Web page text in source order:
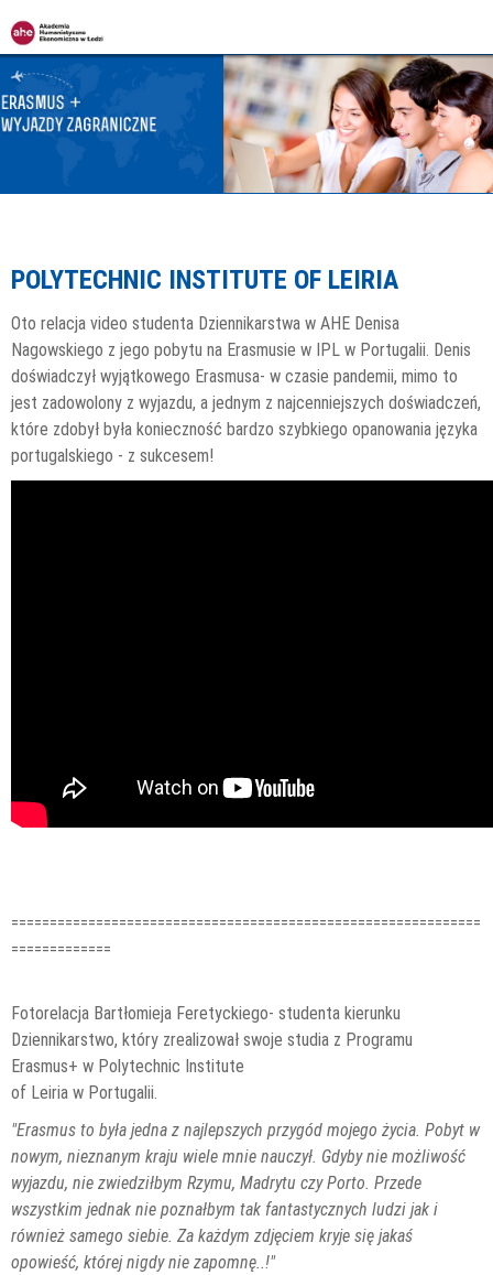
POLYTECHNIC INSTITUTE OF LEIRIA
Oto relacja video studenta Dziennikarstwa w AHE Denisa
Nagowskiego z jego pobytu na Erasmusie w IPL w Portugalii. Denis
doświadczył wyjątkowego Erasmusa- w czasie pandemii, mimo to
jest zadowolony z wyjazdu, a jednym z najcenniejszych doświadczeń,
które zdobył była konieczność bardzo szybkiego opanowania języka
portugalskiego - z sukcesem!
=============================================================
=============
Fotorelacja Bartłomieja Feretyckiego- studenta kierunku
Dziennikarstwo, który zrealizował swoje studia z Programu
Erasmus+ w Polytechnic Institute
of Leiria w Portugalii.
"Erasmus to była jedna z najlepszych przygód mojego życia. Pobyt w
nowym, nieznanym kraju wiele mnie nauczył. Gdyby nie możliwość
wyjazdu, nie zwiedziłbym Rzymu, Madrytu czy Porto. Przede
wszystkim jednak nie poznałbym tak fantastycznych ludzi jak i
również samego siebie. Za każdym zdjęciem kryje się jakaś
opowieść, której nigdy nie zapomnę..!"